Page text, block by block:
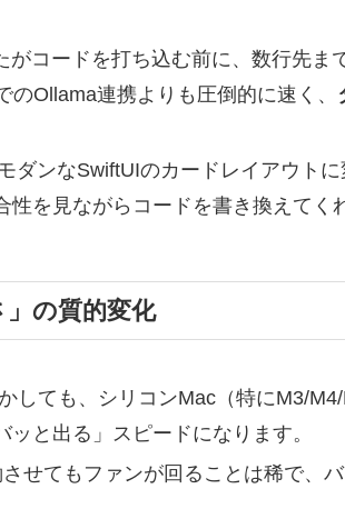
がコードを打ち込む前に、数行先ま
Ollama連携よりも圧倒的に速く、
ダンなSwiftUIのカードレイアウト
を見ながらコードを書き換えてく
の質的変化
しても、シリコンMac（特にM3/
と出る」スピードになります。
せてもファンが回ることは稀で、